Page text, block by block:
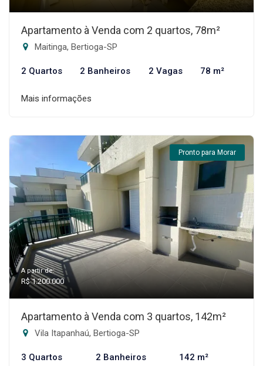
Apartamento à Venda com 2 quartos, 78m²
Maitinga, Bertioga-SP
2 Quartos 2 Banheiros 2 Vagas 78 m²
Mais informações
Pronto para Morar
A partir de:
R$ 1.200.000
Apartamento à Venda com 3 quartos, 142m²
Vila Itapanhaú, Bertioga-SP
3 Quartos 2 Banheiros 142 m²